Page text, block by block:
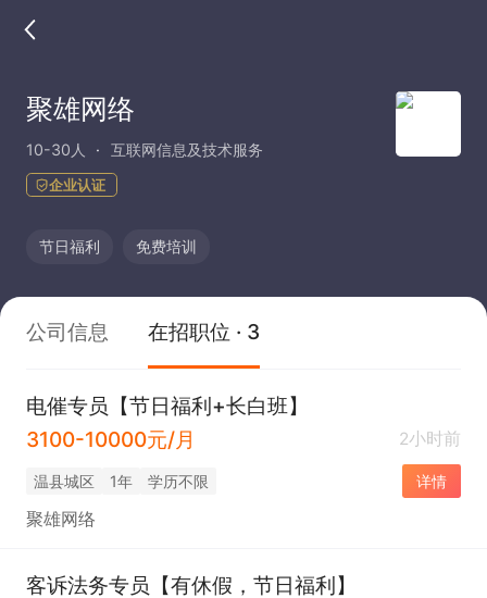
聚雄网络
10-30人 互联网信息及技术服务
企业认证
节日福利 免费培训
公司信息 在招职位 · 3
电催专员【节日福利+长白班】
3100-10000元/月
2小时前
温县城区 1年 学历不限 详情
聚雄网络
客诉法务专员【有休假，节日福利】